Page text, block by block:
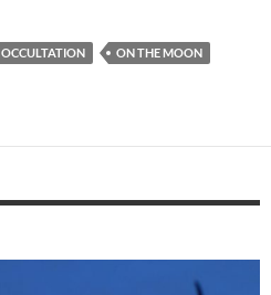
OCCULTATION
ON THE MOON